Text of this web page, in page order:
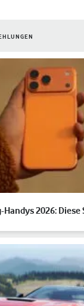
Handys 2026: